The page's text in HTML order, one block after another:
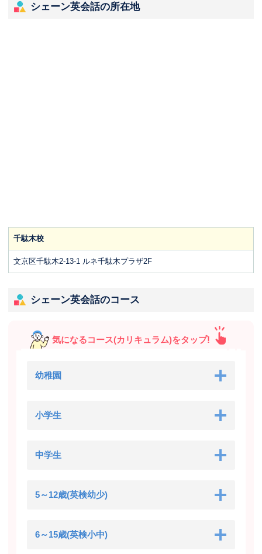
シェーン英会話の所在地
千駄木校
文京区千駄木2-13-1 ルネ千駄木プラザ2F
シェーン英会話のコース
気になるコース(カリキュラム)をタップ!
幼稚園
小学生
中学生
5～12歳(英検幼少)
6～15歳(英検小中)